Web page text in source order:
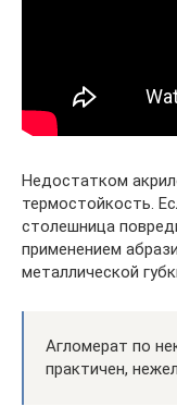
Недостатком
термостойкость.
столешница
применением
металлической
Агломерат по
практичен,